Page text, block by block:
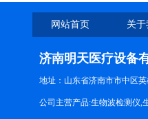
网站首页 关
济南明天医疗设备
地址：山东省济南市市中区
公司主营产品:生物波检测仪,